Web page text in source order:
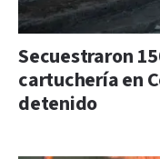
Secuestraron
cartuchería en
detenido